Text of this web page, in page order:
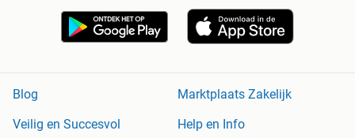
Blog
Marktplaats Zakelijk
Veilig en Succesvol
Help en Info